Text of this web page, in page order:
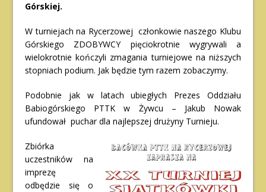
Górskiej.
W turniejach na Rycerzowej członkowie naszego Klubu
Górskiego ZDOBYWCY pięciokrotnie wygrywali a
wielokrotnie kończyli zmagania turniejowe na niższych
stopniach podium. Jak będzie tym razem zobaczymy.
Podobnie jak w latach ubiegłych Prezes Oddziału
Babiogórskiego PTTK w Żywcu – Jakub Nowak
ufundował puchar dla najlepszej drużyny Turnieju.
Zbiórka
uczestników na
imprezę
odbędzie się o